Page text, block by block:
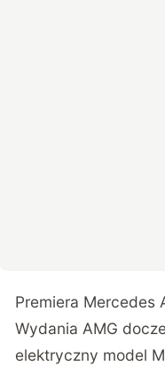
Premiera Mercedes
Wydania AMG
elektryczny model